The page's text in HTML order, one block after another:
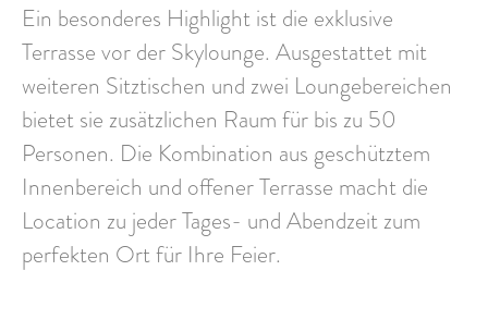
Ein besonderes Highlight ist die exklusive
Terrasse vor der Skylounge. Ausgestattet mit
weiteren Sitztischen und zwei Loungebereichen
bietet sie zusätzlichen Raum für bis zu 50
Personen. Die Kombination aus geschütztem
Innenbereich und offener Terrasse macht die
Location zu jeder Tages- und Abendzeit zum
perfekten Ort für Ihre Feier.